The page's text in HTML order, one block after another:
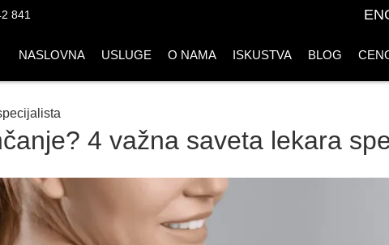
841
NASLOVNA USLUGE O NAMA ISKUSTVA BLOG
4 važna saveta lekara